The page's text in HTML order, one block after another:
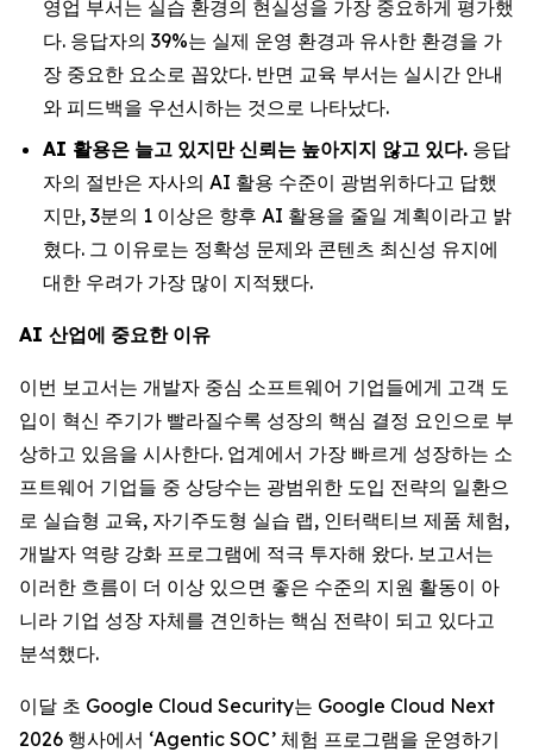
영업 부서는 실습 환경의 현실성을 가장 중요하게 평가했
다. 응답자의 39%는 실제 운영 환경과 유사한 환경을 가
장 중요한 요소로 꼽았다. 반면 교육 부서는 실시간 안내
와 피드백을 우선시하는 것으로 나타났다.
AI 활용은 늘고 있지만 신뢰는 높아지지 않고 있다. 응답
자의 절반은 자사의 AI 활용 수준이 광범위하다고 답했
지만, 3분의 1 이상은 향후 AI 활용을 줄일 계획이라고 밝
혔다. 그 이유로는 정확성 문제와 콘텐츠 최신성 유지에
대한 우려가 가장 많이 지적됐다.
AI 산업에 중요한 이유
이번 보고서는 개발자 중심 소프트웨어 기업들에게 고객 도
입이 혁신 주기가 빨라질수록 성장의 핵심 결정 요인으로 부
상하고 있음을 시사한다. 업계에서 가장 빠르게 성장하는 소
프트웨어 기업들 중 상당수는 광범위한 도입 전략의 일환으
로 실습형 교육, 자기주도형 실습 랩, 인터랙티브 제품 체험,
개발자 역량 강화 프로그램에 적극 투자해 왔다. 보고서는
이러한 흐름이 더 이상 있으면 좋은 수준의 지원 활동이 아
니라 기업 성장 자체를 견인하는 핵심 전략이 되고 있다고
분석했다.
이달 초 Google Cloud Security는 Google Cloud Next
2026 행사에서 ‘Agentic SOC’ 체험 프로그램을 운영하기